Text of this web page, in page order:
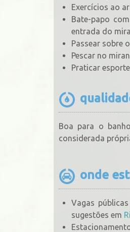
Exercícios ao
Bate-papo
entrada do
Passear sobre
Pescar no
Praticar
Boa para o
considerada
onde
Vagas
sugestões em